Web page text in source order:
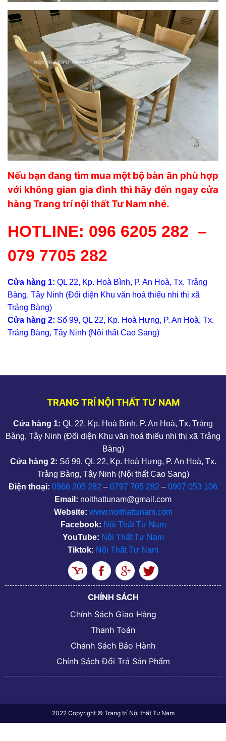
Nếu bạn đang tìm mua một bộ bàn ăn phù hợp
với không gian gia đình thì hãy đến ngay cửa
hàng Trang trí nội thất Tư Nam nhé.
HOTLINE: 096 6205 282 –
079 7705 282
Cửa hàng 1: QL 22, Kp. Hoà Bình, P. An Hoà, Tx. Trảng
Bàng, Tây Ninh (Đối diện Khu văn hoá thiếu nhi thị xã
Trảng Bàng)
Cửa hàng 2: Số 99, QL 22, Kp. Hoà Hưng, P. An Hoà, Tx.
Trảng Bàng, Tây Ninh (Nội thất Cao Sang)
TRANG TRÍ NỘI THẤT TƯ NAM
Cửa hàng 1: QL 22, Kp. Hoà Bình, P. An Hoà, Tx. Trảng
Bàng, Tây Ninh (Đối diện Khu văn hoá thiếu nhi thị xã Trảng
Bàng)
Cửa hàng 2: Số 99, QL 22, Kp. Hoà Hưng, P. An Hoà, Tx.
Trảng Bàng, Tây Ninh (Nội thất Cao Sang)
Điện thoại: 0966 205 282 – 0797 705 282 – 0907 053 106
Email: noithattunam@gmail.com
Website: www.noithattunam.com
Facebook: Nội Thất Tư Nam
YouTube: Nội Thất Tư Nam
Tiktok: Nội Thất Tư Nam
CHÍNH SÁCH
Chính Sách Giao Hàng
Thanh Toán
Chánh Sách Bảo Hành
Chính Sách Đổi Trả Sản Phẩm
2022 Copyright © Trang trí Nội thất Tư Nam